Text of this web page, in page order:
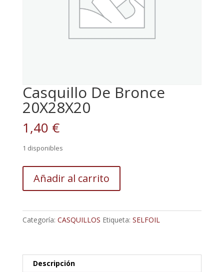
Casquillo De Bronce
20X28X20
1,40 €
1 disponibles
cantidad
Añadir al carrito
Categoría: CASQUILLOS Etiqueta: SELFOIL
Descripción